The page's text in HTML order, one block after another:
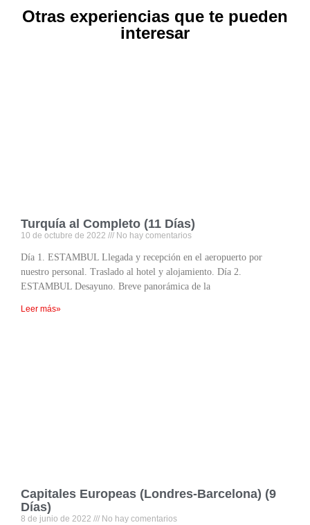
Otras experiencias que te pueden
interesar
Turquía al Completo (11 Días)
10 de octubre de 2022 No hay comentarios
Día 1. ESTAMBUL Llegada y recepción en el aeropuerto por
nuestro personal. Traslado al hotel y alojamiento. Día 2.
ESTAMBUL Desayuno. Breve panorámica de la
Leer más»
Capitales Europeas (Londres-Barcelona) (9
Días)
8 de junio de 2022 No hay comentarios